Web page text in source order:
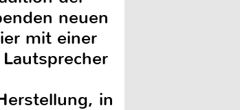
neuen
mit einer
in